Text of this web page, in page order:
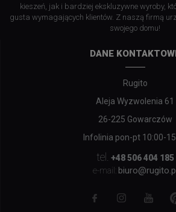
kieszeń, jak i bardziej ekskluzywne wyroby,
gusta wymagających klientów. Z naszą firmą
swojego domu!
DANE
Rugito
Aleja Wyzwolenia 61
26-225 Gowarczów
Infolinia pon-pt 10:00-
tel.
+48 506 404 185
e-mail: